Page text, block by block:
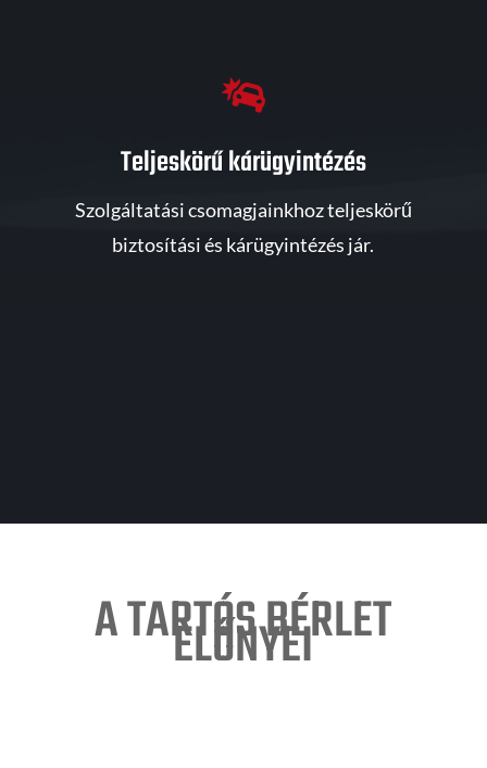

Teljeskörű kárügyintézés
Szolgáltatási csomagjainkhoz teljeskörű
biztosítási és kárügyintézés jár.
A TARTÓS BÉRLET
ELŐNYEI